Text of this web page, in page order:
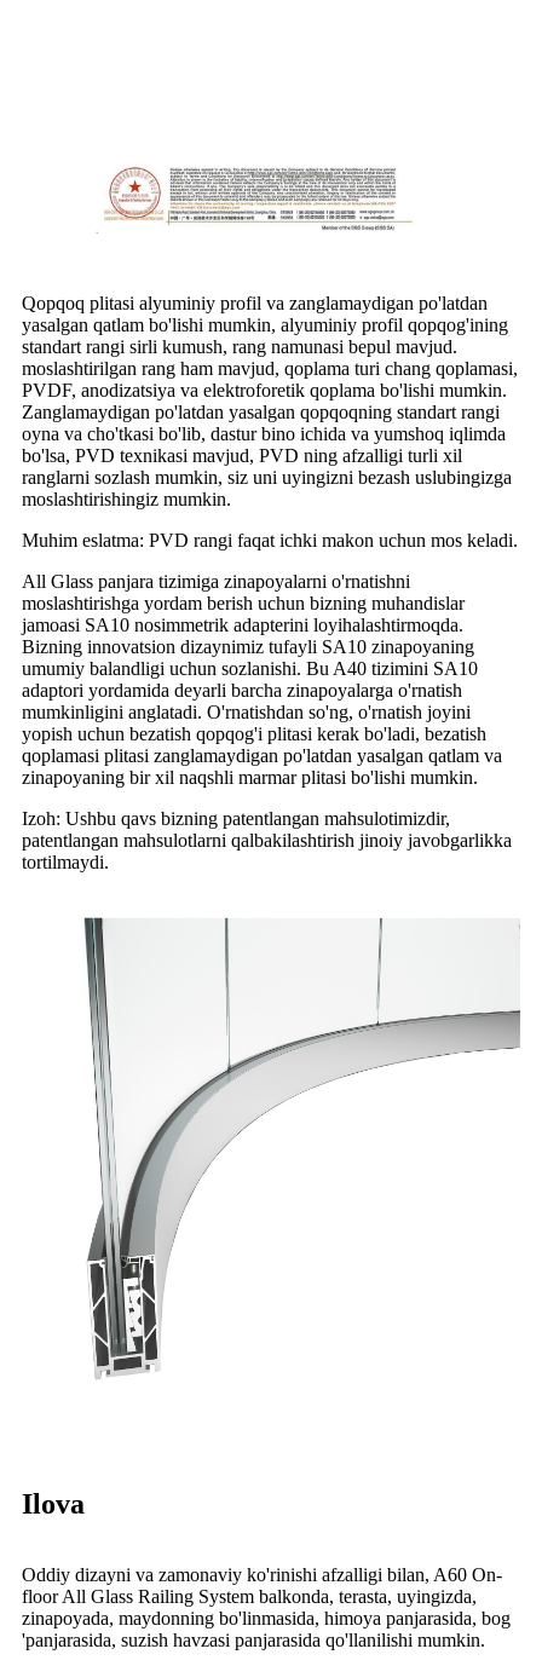
Qopqoq plitasi alyuminiy profil va zanglamaydigan po'latdan
yasalgan qatlam bo'lishi mumkin, alyuminiy profil qopqog'ining
standart rangi sirli kumush, rang namunasi bepul mavjud.
moslashtirilgan rang ham mavjud, qoplama turi chang qoplamasi,
PVDF, anodizatsiya va elektroforetik qoplama bo'lishi mumkin.
Zanglamaydigan po'latdan yasalgan qopqoqning standart rangi
oyna va cho'tkasi bo'lib, dastur bino ichida va yumshoq iqlimda
bo'lsa, PVD texnikasi mavjud, PVD ning afzalligi turli xil
ranglarni sozlash mumkin, siz uni uyingizni bezash uslubingizga
moslashtirishingiz mumkin.
Muhim eslatma: PVD rangi faqat ichki makon uchun mos keladi.
All Glass panjara tizimiga zinapoyalarni o'rnatishni
moslashtirishga yordam berish uchun bizning muhandislar
jamoasi SA10 nosimmetrik adapterini loyihalashtirmoqda.
Bizning innovatsion dizaynimiz tufayli SA10 zinapoyaning
umumiy balandligi uchun sozlanishi. Bu A40 tizimini SA10
adaptori yordamida deyarli barcha zinapoyalarga o'rnatish
mumkinligini anglatadi. O'rnatishdan so'ng, o'rnatish joyini
yopish uchun bezatish qopqog'i plitasi kerak bo'ladi, bezatish
qoplamasi plitasi zanglamaydigan po'latdan yasalgan qatlam va
zinapoyaning bir xil naqshli marmar plitasi bo'lishi mumkin.
Izoh: Ushbu qavs bizning patentlangan mahsulotimizdir,
patentlangan mahsulotlarni qalbakilashtirish jinoiy javobgarlikka
tortilmaydi.
Ilova
Oddiy dizayni va zamonaviy ko'rinishi afzalligi bilan, A60 On-
floor All Glass Railing System balkonda, terasta, uyingizda,
zinapoyada, maydonning bo'linmasida, himoya panjarasida, bog
'panjarasida, suzish havzasi panjarasida qo'llanilishi mumkin.